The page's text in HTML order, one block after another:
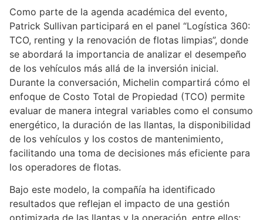
Como parte de la agenda académica del evento,
Patrick Sullivan participará en el panel “Logística 360:
TCO, renting y la renovación de flotas limpias”, donde
se abordará la importancia de analizar el desempeño
de los vehículos más allá de la inversión inicial.
Durante la conversación, Michelin compartirá cómo el
enfoque de Costo Total de Propiedad (TCO) permite
evaluar de manera integral variables como el consumo
energético, la duración de las llantas, la disponibilidad
de los vehículos y los costos de mantenimiento,
facilitando una toma de decisiones más eficiente para
los operadores de flotas.
Bajo este modelo, la compañía ha identificado
resultados que reflejan el impacto de una gestión